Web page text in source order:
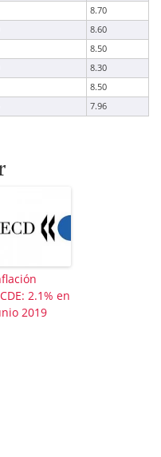
8.70
8.60
8.50
8.30
8.50
7.96
2.1% en
2019